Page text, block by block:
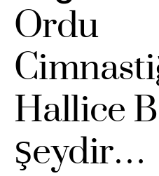
Ordu
Hallice
Şeydir…